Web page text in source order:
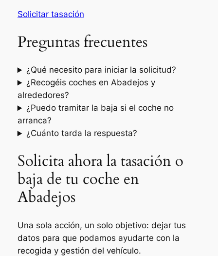
Solicitar tasación
Preguntas frecuentes
¿Qué necesito para iniciar la solicitud?
¿Recogéis coches en Abadejos y
alrededores?
¿Puedo tramitar la baja si el coche no
arranca?
¿Cuánto tarda la respuesta?
Solicita ahora la tasación o
baja de tu coche en
Abadejos
Una sola acción, un solo objetivo: dejar tus
datos para que podamos ayudarte con la
recogida y gestión del vehículo.